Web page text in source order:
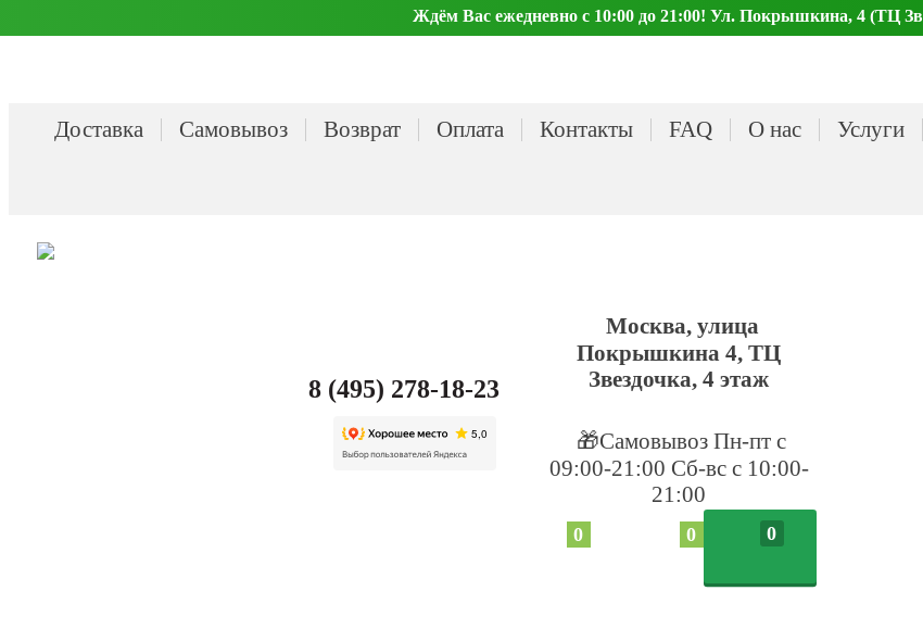
Ждём Вас ежедневно с 10:00 до 21:00! Ул. Покрышкина, 4 (ТЦ
Доставка Самовывоз Возврат Оплата Контакты FAQ О нас Услуги
8 (495) 278-18-23
Москва, улица
Покрышкина 4, ТЦ
Звездочка, 4 этаж
🎁Самовывоз Пн-пт с
09:00-21:00 Сб-вс с 10:00-
21:00
0
0 0